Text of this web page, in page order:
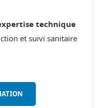
technique
et suivi sanitaire